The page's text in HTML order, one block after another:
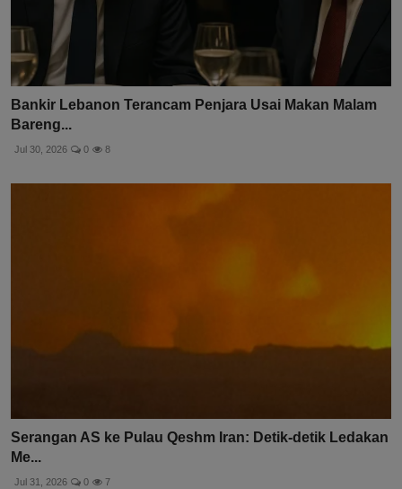
Bankir Lebanon Terancam Penjara Usai Makan Malam
Bareng...
Jul 30, 2026 0 8
Serangan AS ke Pulau Qeshm Iran: Detik-detik Ledakan
Me...
Jul 31, 2026 0 7